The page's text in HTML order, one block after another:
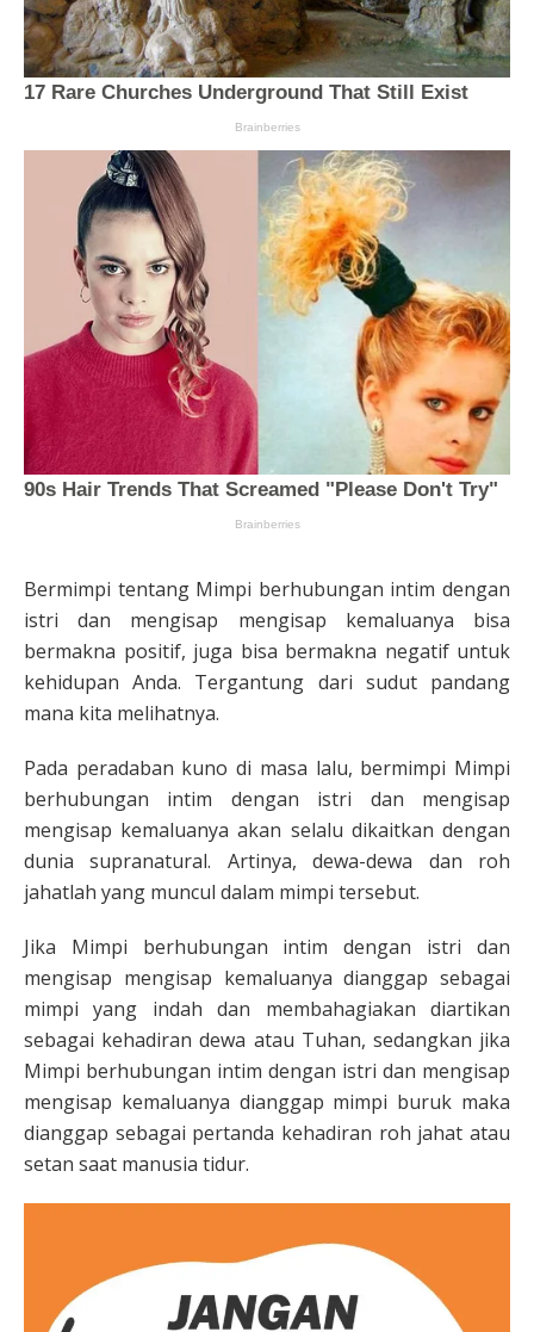
Bermimpi tentang Mimpi berhubungan intim dengan
istri dan mengisap mengisap kemaluanya bisa
bermakna positif, juga bisa bermakna negatif untuk
kehidupan Anda. Tergantung dari sudut pandang
mana kita melihatnya.
Pada peradaban kuno di masa lalu, bermimpi Mimpi
berhubungan intim dengan istri dan mengisap
mengisap kemaluanya akan selalu dikaitkan dengan
dunia supranatural. Artinya, dewa-dewa dan roh
jahatlah yang muncul dalam mimpi tersebut.
Jika Mimpi berhubungan intim dengan istri dan
mengisap mengisap kemaluanya dianggap sebagai
mimpi yang indah dan membahagiakan diartikan
sebagai kehadiran dewa atau Tuhan, sedangkan jika
Mimpi berhubungan intim dengan istri dan mengisap
mengisap kemaluanya dianggap mimpi buruk maka
dianggap sebagai pertanda kehadiran roh jahat atau
setan saat manusia tidur.